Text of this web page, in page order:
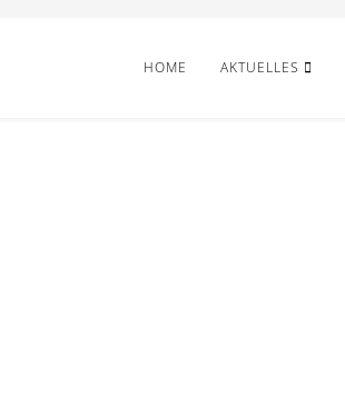
HOME AKTUELLES